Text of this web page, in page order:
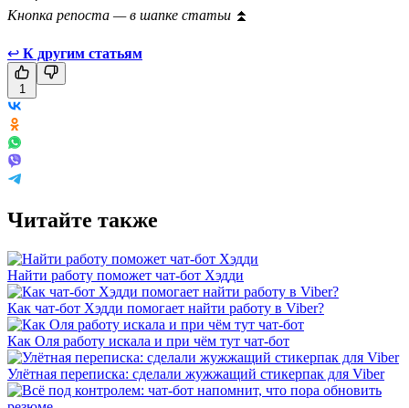
Кнопка репоста — в шапке статьи ⏫
↩ К другим статьям
1
Читайте также
Найти работу поможет чат-бот Хэдди
Как чат-бот Хэдди помогает найти работу в Viber?
Как Оля работу искала и при чём тут чат-бот
Улётная переписка: сделали жужжащий стикерпак для Viber